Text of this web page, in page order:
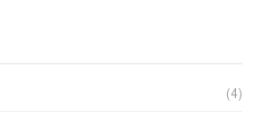
(4)